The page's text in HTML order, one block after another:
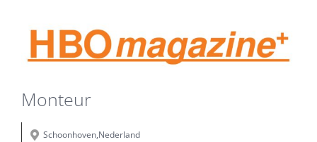
grotere
afbeelding
Monteur
Schoonhoven,Nederland